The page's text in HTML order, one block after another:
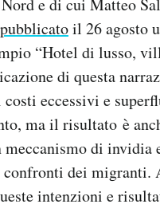
aiuto?
e di cui Matteo
pubblicatoil 26 agosto
“Hotel di lusso,
di questa
eccessivi e
ma il risultato è
di invidia
dei migranti.
intenzioni e